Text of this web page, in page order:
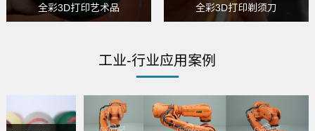
全彩3D打印艺术品 全彩3D打印剃须刀
工业-行业应用案例